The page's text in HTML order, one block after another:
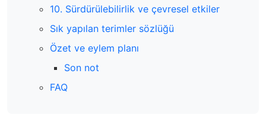
10. Sürdürülebilirlik ve çevresel etkiler
Sık yapılan terimler sözlüğü
Özet ve eylem planı
Son not
FAQ